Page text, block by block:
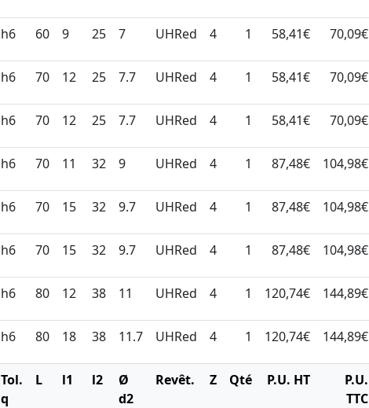
h6 60 9 25 7 UHRed 4 1 58,41€ 70,09€
h6 70 12 25 7.7 UHRed 4 1 58,41€ 70,09€
h6 70 12 25 7.7 UHRed 4 1 58,41€ 70,09€
h6 70 11 32 9 UHRed 4 1 87,48€ 104,98€
h6 70 15 32 9.7 UHRed 4 1 87,48€ 104,98€
h6 70 15 32 9.7 UHRed 4 1 87,48€ 104,98€
h6 80 12 38 11 UHRed 4 1 120,74€ 144,89€
h6 80 18 38 11.7 UHRed 4 1 120,74€ 144,89€
Tol.
q
L l1 l2
Ø
d2
Revêt. Z Qté P.U. HT
P.U.
TTC